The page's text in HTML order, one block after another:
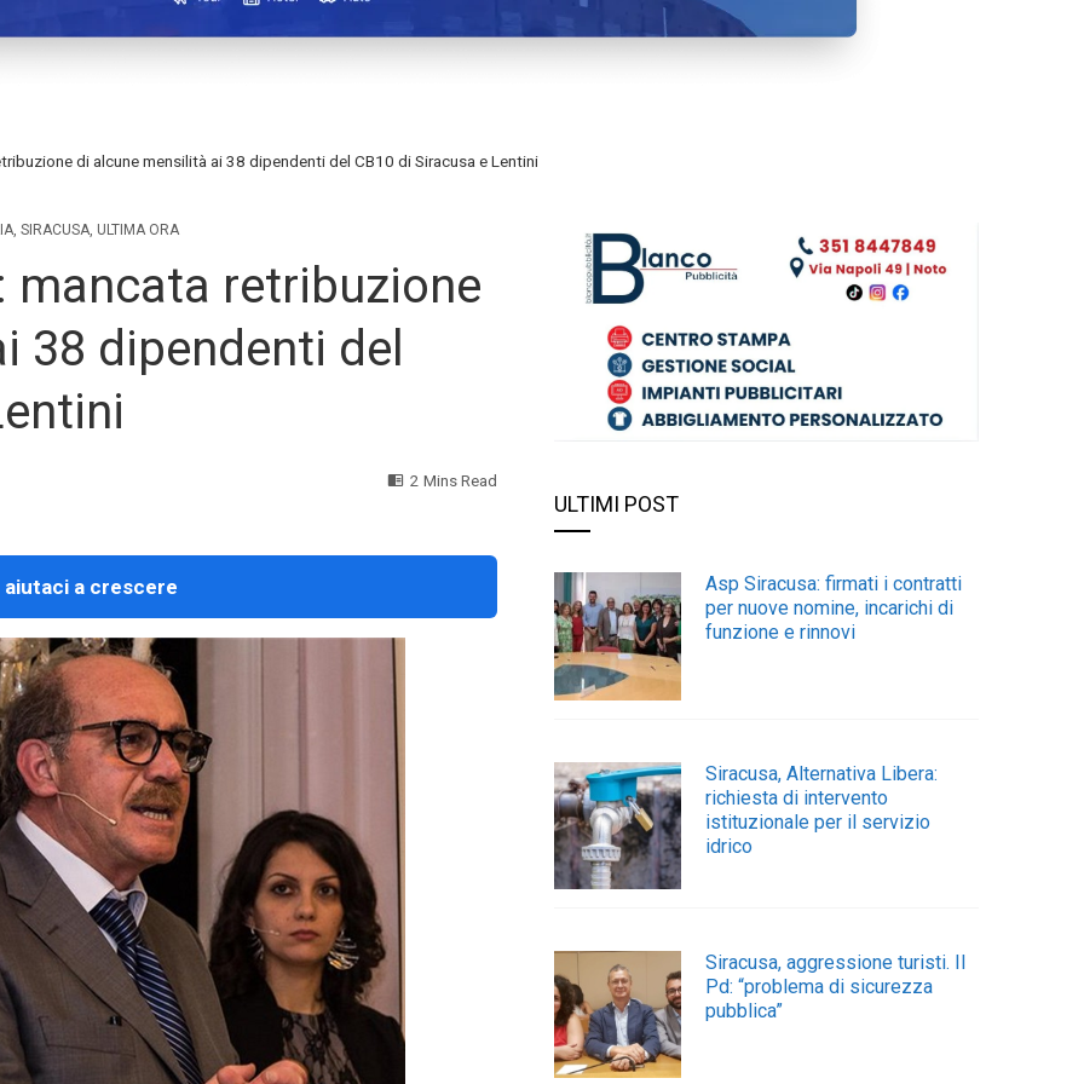
di alcune mensilità ai 38 dipendenti del CB10 di Siracusa e Lentini
, SIRACUSA, ULTIMA ORA
mancata retribuzione
38 dipendenti del
2 Mins Read
aiutaci a crescere
ULTIMI POST
Asp Siracusa: firmati i contratti
per nuove nomine, incarichi di
funzione e rinnovi
Siracusa, Alternativa Libera:
richiesta di intervento
istituzionale per il servizio
idrico
Siracusa, aggressione turisti. Il
Pd: “problema di sicurezza
pubblica”